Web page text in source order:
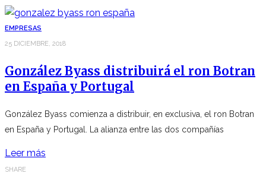
EMPRESAS
25 DICIEMBRE, 2018
González Byass distribuirá el ron Botran
en España y Portugal
González Byass comienza a distribuir, en exclusiva, el ron Botran
en España y Portugal. La alianza entre las dos compañías
Leer más
SHARE